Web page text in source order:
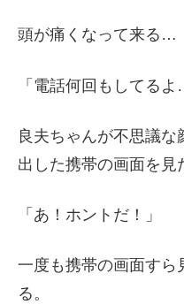
頭が痛くなって来る…
「電話何回もしてる
良夫ちゃんが不思議な
出した携帯の画面を見
「あ！ホントだ！」
一度も携帯の画面すら
る。